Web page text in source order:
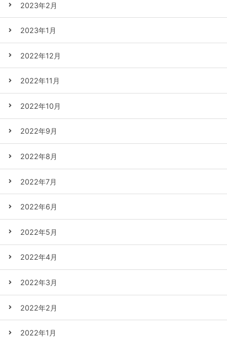
2023年2月
2023年1月
2022年12月
2022年11月
2022年10月
2022年9月
2022年8月
2022年7月
2022年6月
2022年5月
2022年4月
2022年3月
2022年2月
2022年1月